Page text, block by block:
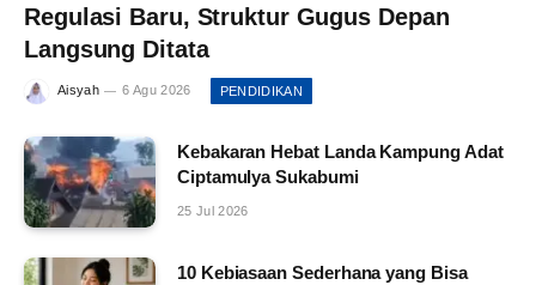
Regulasi Baru, Struktur Gugus Depan
Langsung Ditata
Aisyah 6 Agu 2026 PENDIDIKAN
Kebakaran Hebat Landa Kampung Adat
Ciptamulya Sukabumi
25 Jul 2026
10 Kebiasaan Sederhana yang Bisa